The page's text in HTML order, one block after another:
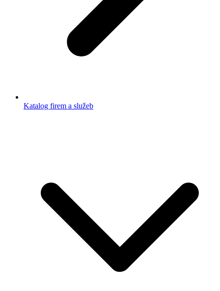
Katalog firem a služeb